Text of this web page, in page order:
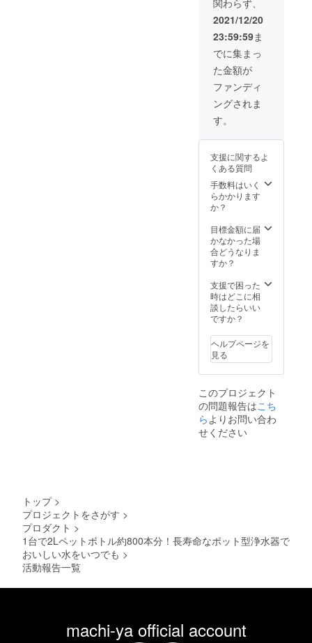
価格と
なりま
す。
関わらず、
2021/12/20
23:59:59ま
でに集まっ
た金額が
ファンディ
ングされま
す。
支援に関するよ
くある質問
手数料はいく
らかかります
か？
目標金額に届
かなかった場
合どうなりま
すか？
支援で困った
時はどこに相
談したらいい
ですか？
ヘルプページを
見る
このプロジェクト
の問題報告はこち
らよりお問い合わ
せください
トップ >
プロジェクトをさがす >
プロダクト >
1台で2Lペットボトル約800本分！長寿命なポット型浄水器で
おいしい水をいつでも >
活動報告一覧
machi-ya official account